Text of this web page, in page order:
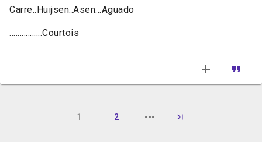
Carre..Huijsen..Asen...Aguado
................Courtois
1 2